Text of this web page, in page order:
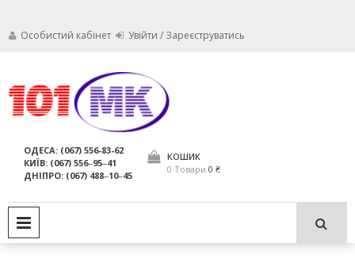
Особистий кабінет Увійти / Зареєструватись
компанія МАРКО
використання за призначенням.
ОДЕСА: (067) 556-83-62
КИЇВ: (067) 556‒95‒41
ДНІПРО: (067) 488‒10‒45
КОШИК
0 Товари 0 ₴